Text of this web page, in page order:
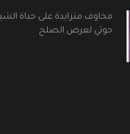
مخاوف متزايدة على حياة
حوثي لعرض الصلح